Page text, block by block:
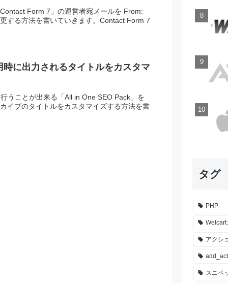
Form 7」の運営者宛メールを From:
する方法を書いていきます。Contact Form 7
に出力されるタイトルをカスタマ
うことが出来る「All in One SEO Pack」を
イブのタイトルをカスタマイズする方法を書
タグ
PHP
Welcart
アクシ
スニペ